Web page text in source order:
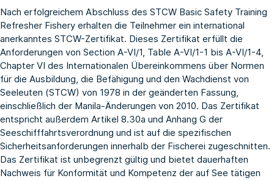
Nach erfolgreichem Abschluss des STCW Basic Safety Training
Refresher Fishery erhalten die Teilnehmer ein international
anerkanntes STCW-Zertifikat. Dieses Zertifikat erfüllt die
Anforderungen von Section A-VI/1, Table A-VI/1-1 bis A-VI/1-4,
Chapter VI des Internationalen Übereinkommens über Normen
für die Ausbildung, die Befähigung und den Wachdienst von
Seeleuten (STCW) von 1978 in der geänderten Fassung,
einschließlich der Manila-Änderungen von 2010. Das Zertifikat
entspricht außerdem Artikel 8.30a und Anhang G der
Seeschifffahrtsverordnung und ist auf die spezifischen
Sicherheitsanforderungen innerhalb der Fischerei zugeschnitten.
Das Zertifikat ist unbegrenzt gültig und bietet dauerhaften
Nachweis für Konformität und Kompetenz der auf See tätigen